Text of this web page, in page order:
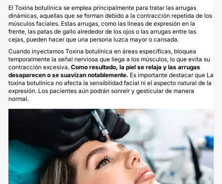
El Toxina botulínica se emplea principalmente para tratar las arrugas
dinámicas, aquellas que se forman debido a la contracción repetida de los
músculos faciales. Estas arrugas, como las líneas de expresión en la
frente, las patas de gallo alrededor de los ojos o las arrugas entre las
cejas, pueden hacer que una persona luzca mayor o cansada.
Cuando inyectamos Toxina botulínica en áreas específicas, bloquea
temporalmente la señal nerviosa que llega a los músculos, lo que evita su
contracción excesiva. Como resultado, la piel se relaja y las arrugas
desaparecen o se suavizan notablemente. Es importante destacar que La
toxina botulínica no afecta la sensibilidad facial ni el aspecto natural de la
expresión. Los pacientes aún podrán sonreír y gesticular de manera
normal.